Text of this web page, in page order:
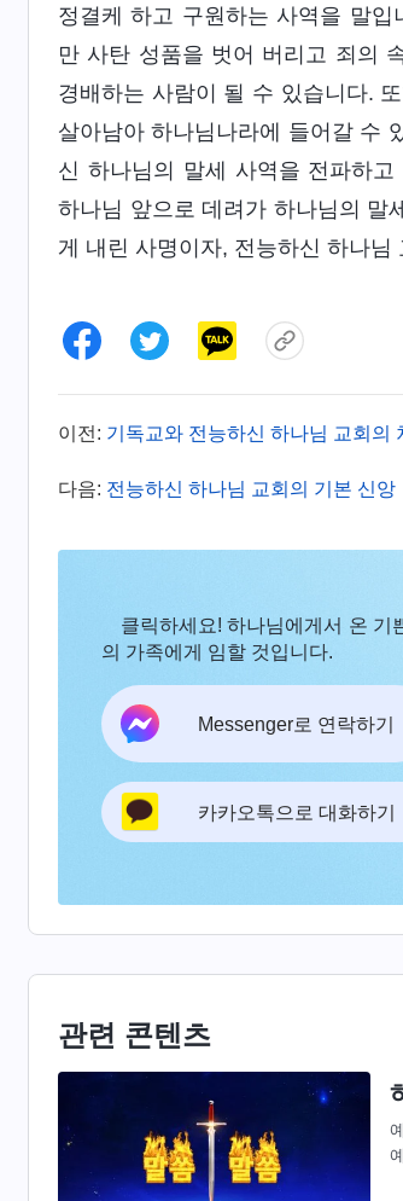
정결케 하고 구원하는 사역을 말
만 사탄 성품을 벗어 버리고 죄의
경배하는 사람이 될 수 있습니다.
살아남아 하나님나라에 들어갈 수
신 하나님의 말세 사역을 전파하
하나님 앞으로 데려가 하나님의 말
게 내린 사명이자, 전능하신 하나님
이전: 기독교와 전능하신 하나님 교회의
다음: 전능하신 하나님 교회의 기본 신앙
클릭하세요! 하나님에게서 온 기
의 가족에게 임할 것입니다.
Messenger로 연락하기
카카오톡으로 대화하기
관련 콘텐츠